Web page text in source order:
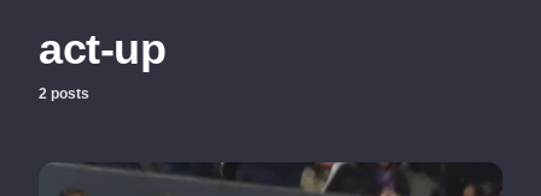
act-up
2 posts